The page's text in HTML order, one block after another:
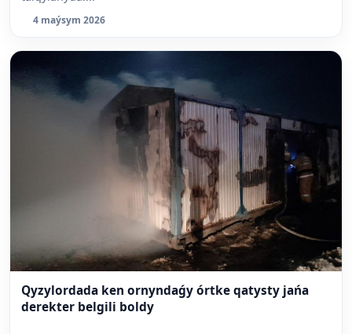
4 maýsym 2026
Qyzylordada ken ornyndaǵy órtke qatysty jańa
derekter belgili boldy